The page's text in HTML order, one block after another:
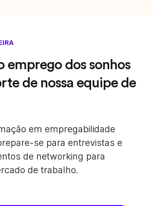
emprego dos sonhos
de nossa equipe de
em empregabilidade
se para entrevistas e
de networking para
de trabalho.